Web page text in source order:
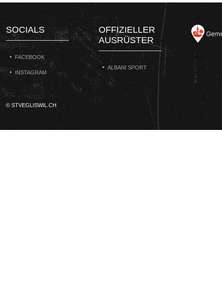
SOCIALS
FACEBOOK
INSTAGRAM
OFFIZIELLER
AUSRÜSTER
ALBANI SPORT
© STVEGLISWIL.CH